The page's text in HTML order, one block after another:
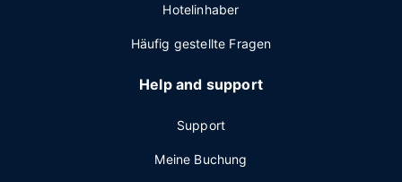
Hotelinhaber
Häufig gestellte Fragen
Help and support
Support
Meine Buchung